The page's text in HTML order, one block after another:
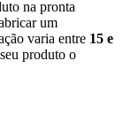
na pronta
um
varia entre 15 e
produto o